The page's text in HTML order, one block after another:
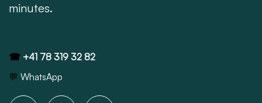
minutes.
☎ +41 78 319 32 82
💬 WhatsApp